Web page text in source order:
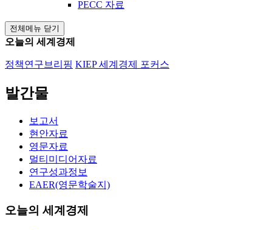
PECC 자료
전체메뉴 닫기
오늘의 세계경제
정책연구브리핑 KIEP 세계경제 포커스
발간물
보고서
현안자료
영문자료
멀티미디어자료
연구성과정보
EAER(영문학술지)
오늘의 세계경제